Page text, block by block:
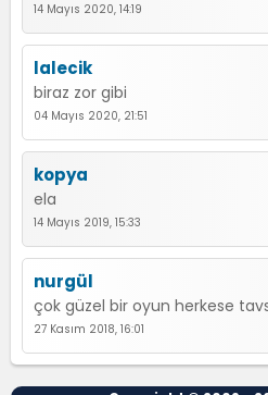
14 Mayıs 2020, 14:19
lalecik
biraz zor gibi
04 Mayıs 2020, 21:51
kopya
ela
14 Mayıs 2019, 15:33
nurgül
çok güzel bir oyun herkese
27 Kasım 2018, 16:01